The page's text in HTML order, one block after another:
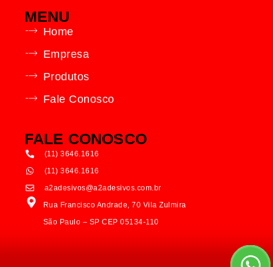
MENU
Home
Empresa
Produtos
Fale Conosco
FALE CONOSCO
(11) 3646.1616
(11) 3646.1616
a2adesivos@a2adesivos.com.br
Rua Francisco Andrade, 70 Vila Zulmira
São Paulo – SP CEP 05134-110